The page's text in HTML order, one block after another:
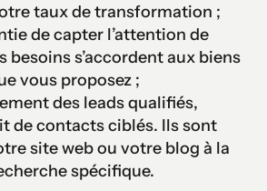
taux de transformation ;
de capter l’attention de
besoins s’accordent aux biens
vous proposez ;
des leads qualifiés,
de contacts ciblés. Ils sont
site web ou votre blog à la
spécifique.